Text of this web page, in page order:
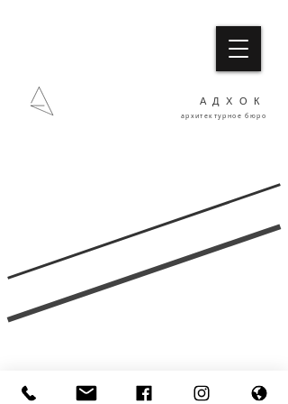
АДХОК
архитектурное бюро